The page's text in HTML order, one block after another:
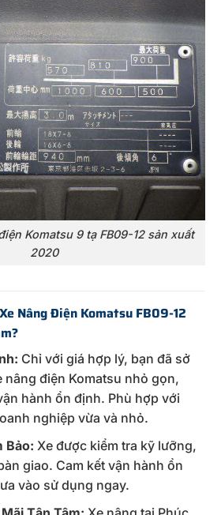
Komatsu 9 tạ FB09-12 sản xuất
2020
Nâng Điện Komatsu FB09-12
Chỉ với giá hợp lý, bạn đã sở
nâng điện Komatsu nhỏ gọn,
hành ổn định. Phù hợp với
nghiệp vừa và nhỏ.
Bảo: Xe được kiểm tra kỹ lưỡng,
giao. Cam kết vận hành ổn
vào sử dụng ngay.